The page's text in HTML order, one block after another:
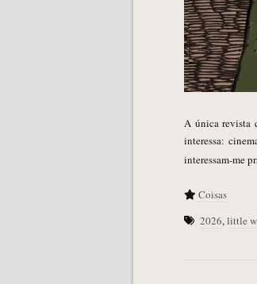
A única revista
interessa:
interessam-me
Coisas
2026,little